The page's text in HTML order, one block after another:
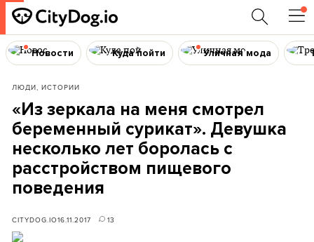
Новости Куда пойти Уличная мода
ЛЮДИ, ИСТОРИИ
«Из зеркала на меня смотрел
беременный сурикат». Девушка
несколько лет боролась с
расстройством пищевого
поведения
CITYDOG.IO16.11.2017 13